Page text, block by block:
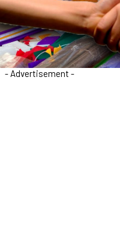
- Advertisement -